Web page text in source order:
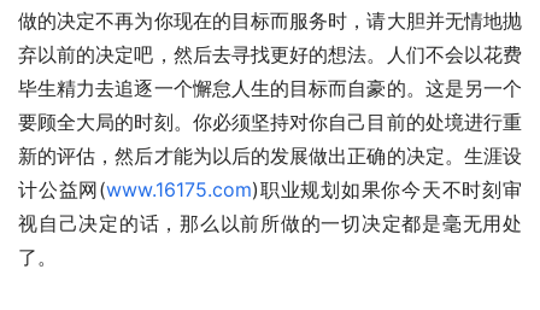
做的决定不再为你现在的目标而服务时，请大胆并无情地抛
弃以前的决定吧，然后去寻找更好的想法。人们不会以花费
毕生精力去追逐一个懈怠人生的目标而自豪的。这是另一个
要顾全大局的时刻。你必须坚持对你自己目前的处境进行重
新的评估，然后才能为以后的发展做出正确的决定。生涯设
计公益网(www.16175.com)职业规划如果你今天不时刻审
视自己决定的话，那么以前所做的一切决定都是毫无用处
了。